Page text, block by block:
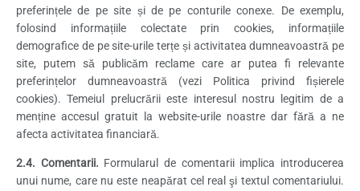
preferințele de pe site și de pe conturile conexe. De exemplu,
folosind informațiile colectate prin cookies, informațiile
demografice de pe site-urile terțe și activitatea dumneavoastră pe
site, putem să publicăm reclame care ar putea fi relevante
preferințelor dumneavoastră (vezi Politica privind fișierele
cookies). Temeiul prelucrării este interesul nostru legitim de a
menține accesul gratuit la website-urile noastre dar fără a ne
afecta activitatea financiară.
2.4. Comentarii. Formularul de comentarii implica introducerea
unui nume, care nu este neapărat cel real şi textul comentariului.